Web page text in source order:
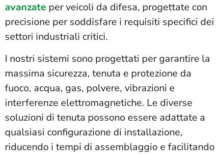
avanzate per veicoli da difesa, progettate con
precisione per soddisfare i requisiti specifici dei
settori industriali critici.
I nostri sistemi sono progettati per garantire la
massima sicurezza, tenuta e protezione da
fuoco, acqua, gas, polvere, vibrazioni e
interferenze elettromagnetiche. Le diverse
soluzioni di tenuta possono essere adattate a
qualsiasi configurazione di installazione,
riducendo i tempi di assemblaggio e facilitando